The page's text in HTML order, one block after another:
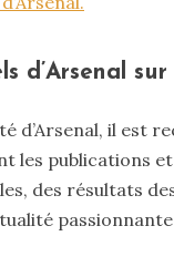
d’Arsenal
d’Arsenal, il est
les publications
des résultats